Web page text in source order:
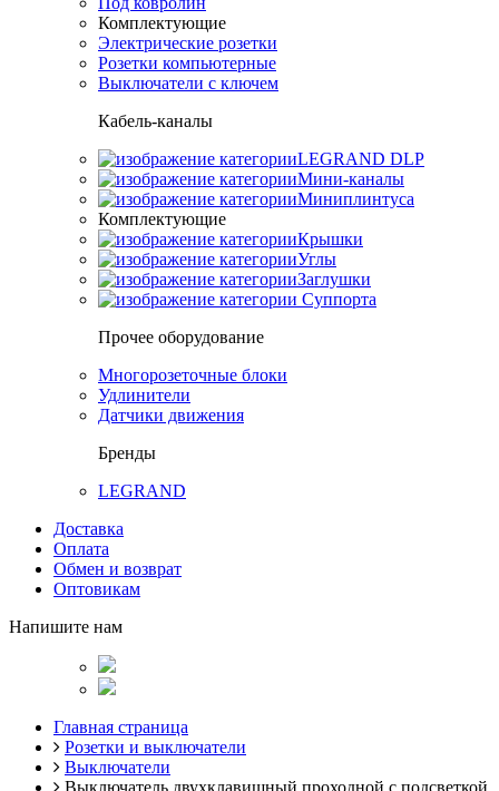
Комплектующие
Электрические розетки
Розетки компьютерные
Выключатели с ключем
Кабель-каналы
LEGRAND DLP
Мини-каналы
Миниплинтуса
Комплектующие
Крышки
Углы
Заглушки
Суппорта
Прочее оборудование
Многорозеточные блоки
Удлинители
Датчики движения
Бренды
LEGRAND
Доставка
Оплата
Обмен и возврат
Оптовикам
Напишите нам
Главная страница
Розетки и выключатели
Выключатели
Выключатель двухклавишный проходной с подсветкой